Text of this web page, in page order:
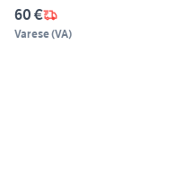
60 €
Varese(VA)